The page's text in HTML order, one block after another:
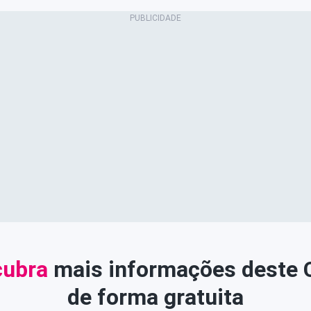
mais informações deste
de forma gratuita